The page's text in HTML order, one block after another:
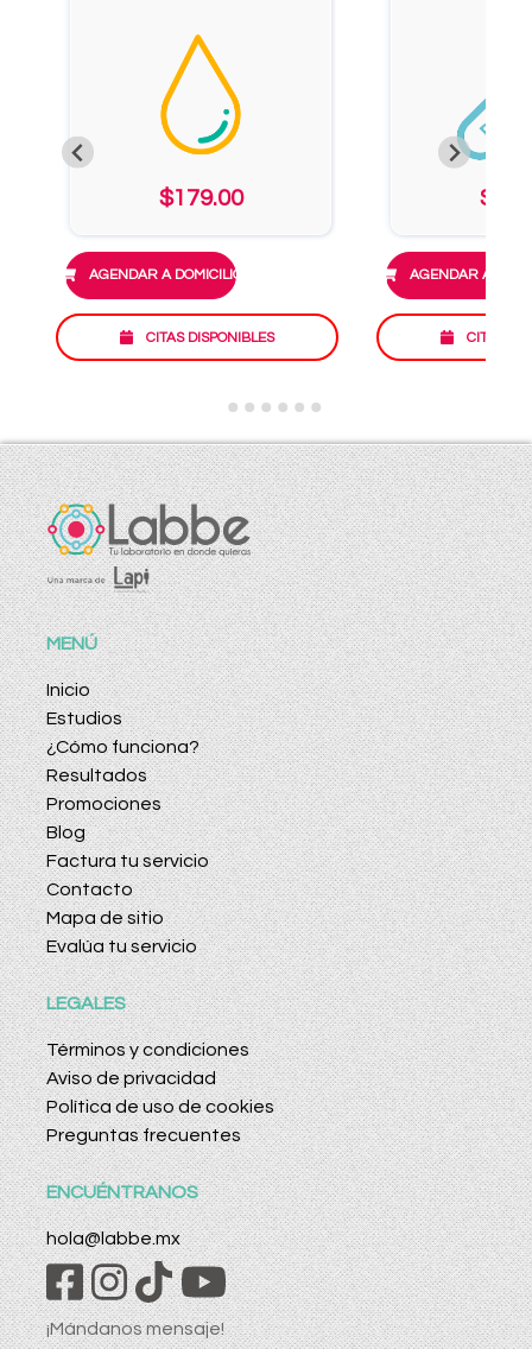
$179.00
AGENDAR A DOMICILIO
CITAS DISPONIBLES
AGENDAR A
CITAS
MENÚ
Inicio
Estudios
¿Cómo funciona?
Resultados
Promociones
Blog
Factura tu servicio
Contacto
Mapa de sitio
Evalúa tu servicio
LEGALES
Términos y condiciones
Aviso de privacidad
Política de uso de cookies
Preguntas frecuentes
ENCUÉNTRANOS
hola@labbe.mx
¡Mándanos mensaje!